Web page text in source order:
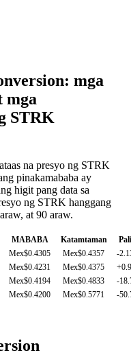
mga
mga
STRK
na presyo ng STRK
pinakamababa ay
higit pang data sa
ng STRK hanggang
at 90 araw.
MABABA Katamtaman
Mex$0.4305 Mex$0.4357
-
Mex$0.4231 Mex$0.4375
Mex$0.4194 Mex$0.4833
-
Mex$0.4200 Mex$0.5771 -